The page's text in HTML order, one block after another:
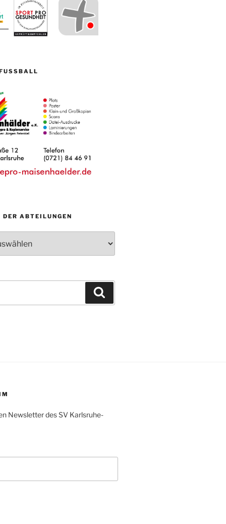
DER ABTEILUNGEN
Newsletter des SV Karlsruhe-